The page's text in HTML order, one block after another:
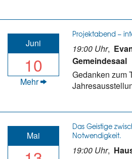
Juni
10
Mehr
Projektabend –
19:00 Uhr,
Gemeindesaal
Gedanken zum
Mai
Das Geistige
Notwendigkeit.
19:00 Uhr,